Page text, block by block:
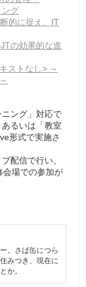
ング
的に捉え、IT
の効果的な進
ストなし> ～
ング」対応で
るいは「教室
形式で実施さ
配信で行い、
会場での参加が
。さば缶につら
みつき、現在に
か。